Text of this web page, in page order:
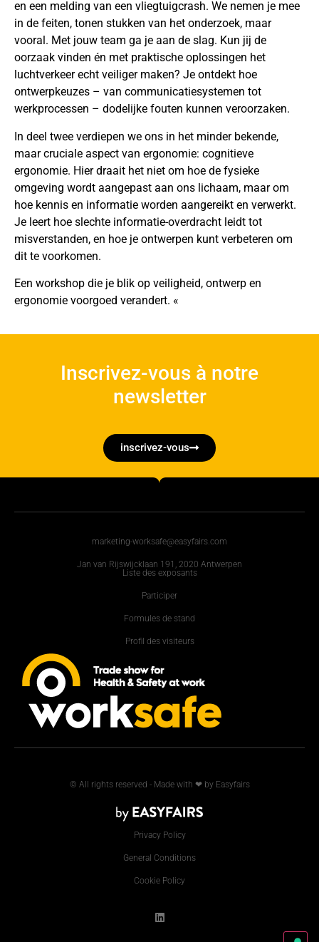
en een melding van een vliegtuigcrash. We nemen je mee
in de feiten, tonen stukken van het onderzoek, maar
vooral. Met jouw team ga je aan de slag. Kun jij de
oorzaak vinden én met praktische oplossingen het
luchtverkeer echt veiliger maken? Je ontdekt hoe
ontwerpkeuzes – van communicatiesystemen tot
werkprocessen – dodelijke fouten kunnen veroorzaken.
In deel twee verdiepen we ons in het minder bekende,
maar cruciale aspect van ergonomie: cognitieve
ergonomie. Hier draait het niet om hoe de fysieke
omgeving wordt aangepast aan ons lichaam, maar om
hoe kennis en informatie worden aangereikt en verwerkt.
Je leert hoe slechte informatie-overdracht leidt tot
misverstanden, en hoe je ontwerpen kunt verbeteren om
dit te voorkomen.
Een workshop die je blik op veiligheid, ontwerp en
ergonomie voorgoed verandert. «
Inscrivez-vous à notre
newsletter
inscrivez-vous
marketing-worksafe@easyfairs.com
Jan van Rijswijcklaan 191, 2020 Antwerpen
Liste des exposants
Participer
Formules de stand
Profil des visiteurs
© All rights reserved - Made with ❤ by Easyfairs
Privacy Policy
General Conditions
Cookie Policy